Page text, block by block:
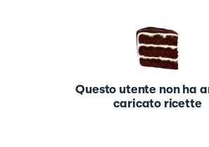
Questo utente non ha
caricato ricette